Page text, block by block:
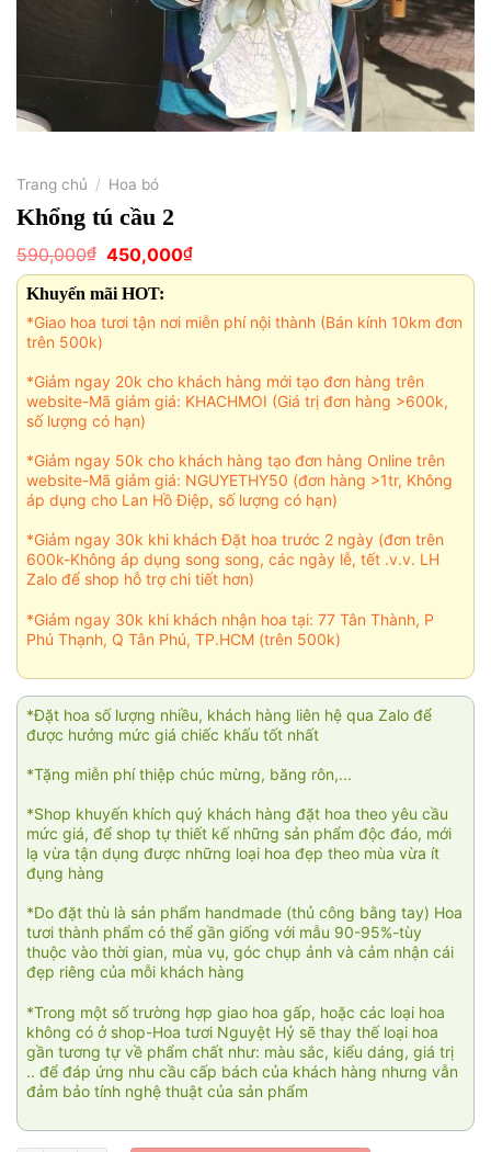
Trang chủ / Hoa bó
Khổng tú cầu 2
590,000₫ Giá
gốc
là:
590,000₫.
450,000₫Giá
hiện
450,000₫.
Khuyến mãi HOT:
*Giao hoa tươi tận nơi miễn phí nội thành (Bán kính 10km đơn
trên 500k)
*Giảm ngay 20k cho khách hàng mới tạo đơn hàng trên
website-Mã giảm giá: KHACHMOI (Giá trị đơn hàng >600k,
số lượng có hạn)
*Giảm ngay 50k cho khách hàng tạo đơn hàng Online trên
website-Mã giảm giá: NGUYETHY50 (đơn hàng >1tr, Không
áp dụng cho Lan Hồ Điệp, số lượng có hạn)
*Giảm ngay 30k khi khách Đặt hoa trước 2 ngày (đơn trên
600k-Không áp dụng song song, các ngày lễ, tết .v.v. LH
Zalo để shop hỗ trợ chi tiết hơn)
*Giảm ngay 30k khi khách nhận hoa tại: 77 Tân Thành, P
Phú Thạnh, Q Tân Phú, TP.HCM (trên 500k)
*Đặt hoa số lượng nhiều, khách hàng liên hệ qua Zalo để
được hưởng mức giá chiếc khấu tốt nhất
*Tặng miễn phí thiệp chúc mừng, băng rôn,...
*Shop khuyến khích quý khách hàng đặt hoa theo yêu cầu
mức giá, để shop tự thiết kế những sản phẩm độc đáo, mới
lạ vừa tận dụng được những loại hoa đẹp theo mùa vừa ít
đụng hàng
*Do đặt thù là sản phẩm handmade (thủ công bằng tay) Hoa
tươi thành phẩm có thể gần giống với mẫu 90-95%-tùy
thuộc vào thời gian, mùa vụ, góc chụp ảnh và cảm nhận cái
đẹp riêng của mỗi khách hàng
*Trong một số trường hợp giao hoa gấp, hoặc các loại hoa
không có ở shop-Hoa tươi Nguyệt Hỷ sẽ thay thế loại hoa
gần tương tự về phẩm chất như: màu sắc, kiểu dáng, giá trị
.. để đáp ứng nhu cầu cấp bách của khách hàng nhưng vẫn
đảm bảo tính nghệ thuật của sản phẩm